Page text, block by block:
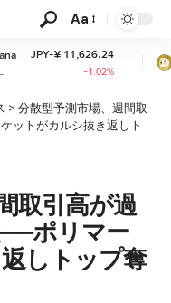
Aa
Dogecoin
DOGE
> 分散型予測市場、週間取
ットがカルシ抜き返しト
取引高が過
ポリマー
しトップ奪